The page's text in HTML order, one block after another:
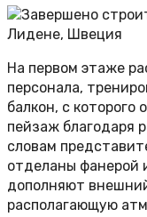
На первом этаже
персонала,
балкон, с
пейзаж благодаря
словам
отделаны фанерой
дополняют
располагающую